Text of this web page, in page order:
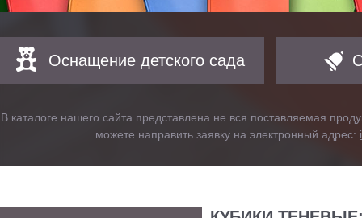
Оснащение детского сада
В каталоге нашего сайта представлена не вся поставляемая
можете направить заявку на электронный адрес: